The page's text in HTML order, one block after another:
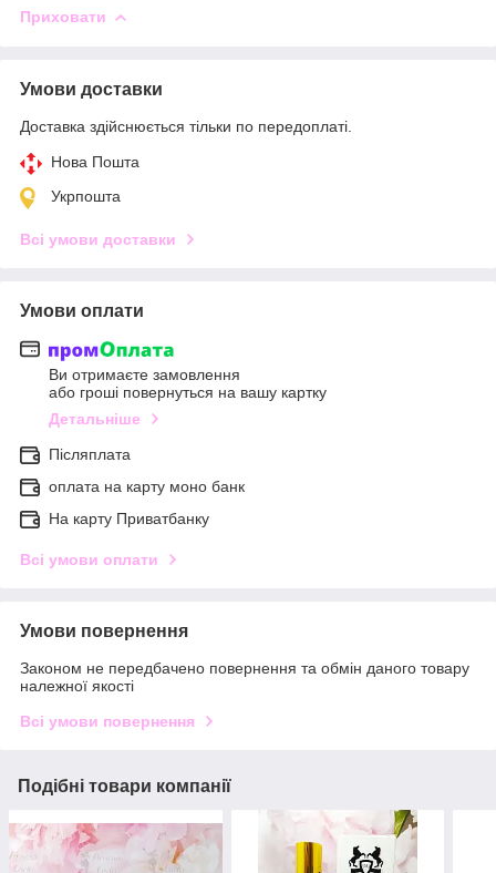
Приховати
Умови доставки
Доставка здійснюється тільки по передоплаті.
Нова Пошта
Укрпошта
Всі умови доставки
Умови оплати
Ви отримаєте замовлення
або гроші повернуться на вашу картку
Детальніше
Післяплата
оплата на карту моно банк
На карту Приватбанку
Всі умови оплати
Умови повернення
Законом не передбачено повернення та обмін даного товару
належної якості
Всі умови повернення
Подібні товари компанії